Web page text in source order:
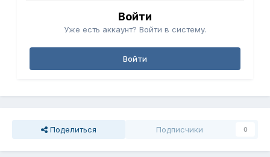
Войти
Уже есть аккаунт? Войти в систему.
Войти
Поделиться Подписчики 0